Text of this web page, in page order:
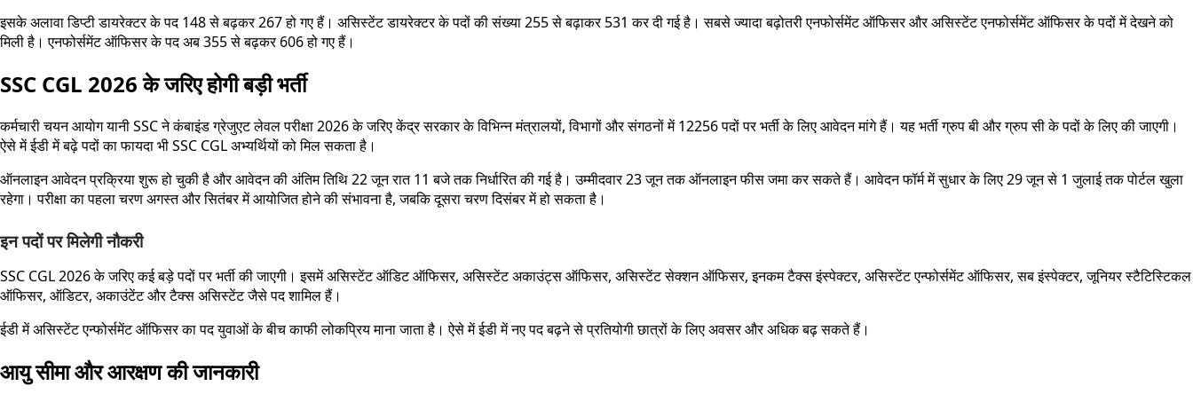
इसके अलावा डिप्टी डायरेक्टर के पद 148 से बढ़कर 267 हो गए हैं। असिस्टेंट डायरेक्टर के पदों की संख्या 255 से बढ़ाकर 531 कर दी गई है। सबसे ज्यादा बढ़ोतरी एनफोर्समेंट ऑफिसर और असिस्टेंट एनफोर्समेंट ऑफिसर के पदों में देखने को
मिली है। एनफोर्समेंट ऑफिसर के पद अब 355 से बढ़कर 606 हो गए हैं।
SSC CGL 2026 के जरिए होगी बड़ी भर्ती
कर्मचारी चयन आयोग यानी SSC ने कंबाइंड ग्रेजुएट लेवल परीक्षा 2026 के जरिए केंद्र सरकार के विभिन्न मंत्रालयों, विभागों और संगठनों में 12256 पदों पर भर्ती के लिए आवेदन मांगे हैं। यह भर्ती ग्रुप बी और ग्रुप सी के पदों के लिए की जाएगी।
ऐसे में ईडी में बढ़े पदों का फायदा भी SSC CGL अभ्यर्थियों को मिल सकता है।
ऑनलाइन आवेदन प्रक्रिया शुरू हो चुकी है और आवेदन की अंतिम तिथि 22 जून रात 11 बजे तक निर्धारित की गई है। उम्मीदवार 23 जून तक ऑनलाइन फीस जमा कर सकते हैं। आवेदन फॉर्म में सुधार के लिए 29 जून से 1 जुलाई तक पोर्टल खुला
रहेगा। परीक्षा का पहला चरण अगस्त और सितंबर में आयोजित होने की संभावना है, जबकि दूसरा चरण दिसंबर में हो सकता है।
इन पदों पर मिलेगी नौकरी
SSC CGL 2026 के जरिए कई बड़े पदों पर भर्ती की जाएगी। इसमें असिस्टेंट ऑडिट ऑफिसर, असिस्टेंट अकाउंट्स ऑफिसर, असिस्टेंट सेक्शन ऑफिसर, इनकम टैक्स इंस्पेक्टर, असिस्टेंट एन्फोर्समेंट ऑफिसर, सब इंस्पेक्टर, जूनियर स्टैटिस्टिकल
ऑफिसर, ऑडिटर, अकाउंटेंट और टैक्स असिस्टेंट जैसे पद शामिल हैं।
ईडी में असिस्टेंट एन्फोर्समेंट ऑफिसर का पद युवाओं के बीच काफी लोकप्रिय माना जाता है। ऐसे में ईडी में नए पद बढ़ने से प्रतियोगी छात्रों के लिए अवसर और अधिक बढ़ सकते हैं।
आयु सीमा और आरक्षण की जानकारी